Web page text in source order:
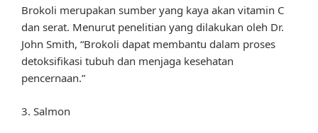
Brokoli merupakan sumber yang kaya akan vitamin C
dan serat. Menurut penelitian yang dilakukan oleh Dr.
John Smith, “Brokoli dapat membantu dalam proses
detoksifikasi tubuh dan menjaga kesehatan
pencernaan.”
3. Salmon